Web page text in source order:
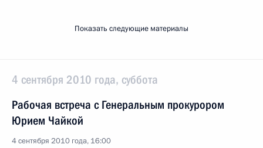
Показать следующие материалы
4 сентября 2010 года, суббота
Рабочая встреча с Генеральным прокурором
Юрием Чайкой
4 сентября 2010 года, 16:00